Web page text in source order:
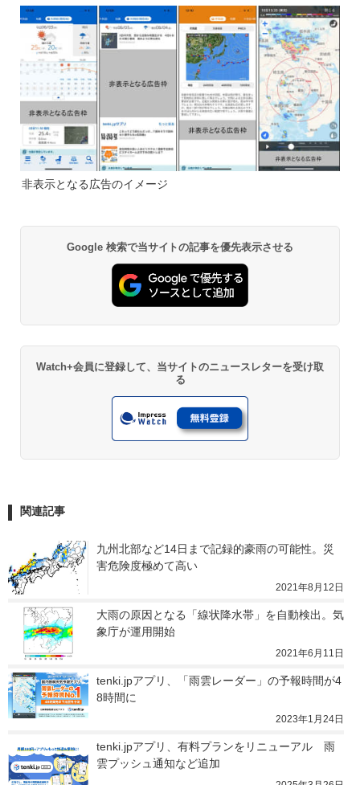
非表示となる広告のイメージ
Google 検索で当サイトの記事を優先表示させる
Watch+会員に登録して、当サイトのニュースレターを受け取
る
関連記事
九州北部など14日まで記録的豪雨の可能性。災
害危険度極めて高い
2021年8月12日
大雨の原因となる「線状降水帯」を自動検出。気
象庁が運用開始
2021年6月11日
tenki.jpアプリ、「雨雲レーダー」の予報時間が4
8時間に
2023年1月24日
tenki.jpアプリ、有料プランをリニューアル　雨
雲プッシュ通知など追加